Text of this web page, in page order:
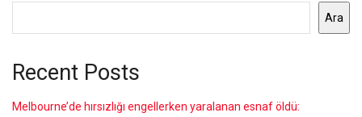
Ara
Recent Posts
Melbourne’de hırsızlığı engellerken yaralanan esnaf öldü: